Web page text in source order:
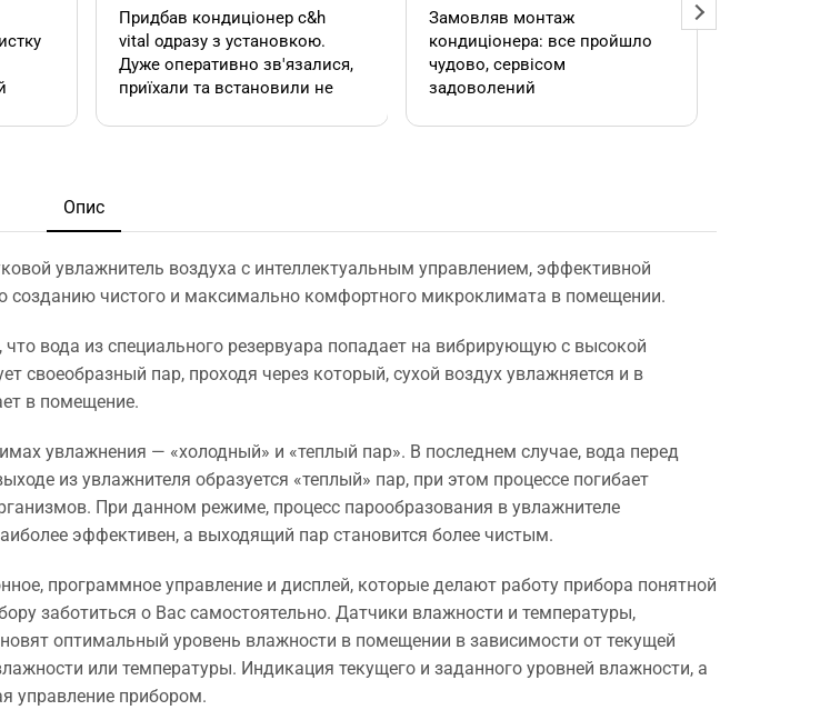
Придбав кондиціонер c&h
vital одразу з установкою.
Дуже оперативно зв'язалися,
приїхали та встановили не
установки за умови
саме в цьому магазині. Але
ж по факту стандартна
панельній 12 поверхів ці
вийшла знову ж така сама,
магазинах. Тому перевага
можливість розрахунку на
місті за фактично товар і
встановлення.
Замовляв монтаж
кондиціонера: все пройшло
чудово, сервісом
задоволений
Опис
увлажнитель воздуха с интеллектуальным управлением, эффективной
созданию чистого и максимально комфортного микроклимата в помещении.
вода из специального резервуара попадает на вибрирующую с высокой
своеобразный пар, проходя через который, сухой воздух увлажняется и в
в помещение.
увлажнения — «холодный» и «теплый пар». В последнем случае, вода перед
из увлажнителя образуется «теплый» пар, при этом процессе погибает
При данном режиме, процесс парообразования в увлажнителе
эффективен, а выходящий пар становится более чистым.
программное управление и дисплей, которые делают работу прибора понятной
заботиться о Вас самостоятельно. Датчики влажности и температуры,
оптимальный уровень влажности в помещении в зависимости от текущей
или температуры. Индикация текущего и заданного уровней влажности, а
управление прибором.